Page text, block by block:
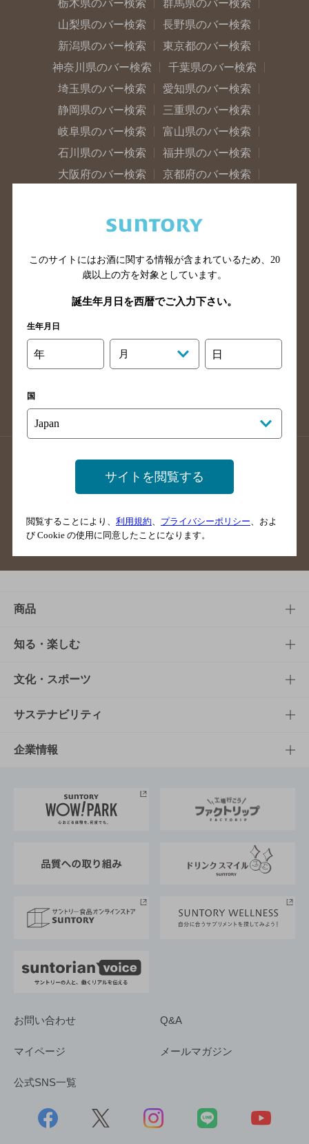
栃木県のバー検索
群馬県のバー検索
山梨県のバー検索
長野県のバー検索
新潟県のバー検索
東京都のバー検索
神奈川県のバー検索
千葉県のバー検索
埼玉県のバー検索
愛知県のバー検索
静岡県のバー検索
三重県のバー検索
岐阜県のバー検索
富山県のバー検索
石川県のバー検索
福井県のバー検索
大阪府のバー検索
京都府のバー検索
滋賀県のバー検索
和歌山県のバー検索
山口県のバー検索
鳥取県のバー検索
島根県のバー検索
徳島県のバー検索
香川県のバー検索
愛媛県のバー検索
高知県のバー検索
長崎県のバー検索
佐賀県のバー検索
大分県のバー検索
熊本県のバー検索
沖縄県のバー検索
店舗登録方法のご案内
店舗情報更新方法のご案内
掲載店舗様ログイン
ご意見・ご感想
商品
商品TOP
商品一覧
商品発売情報
栄養成分一覧
知る・楽しむ
知る・楽しむTOP
キャンペーン
工場見学
地域情報
文化・スポーツ
文化・スポーツTOP
サントリーホール
サントリーサンバーズ大阪
サステナビリティ
サステナビリティTOP
サントリーが考えるサステナビリティ経営
企業情報
企業概要
採用情報
お問い合わせ Q&A
マイページ メールマガジン
公式SNS一覧
このサイトにはお酒に関する情報が含まれているため、 20
歳以上の方を対象としています。
誕生年月日を西暦でご入力下さい。
生年月日
年 月 日
国
サイトを閲覧する
閲覧することにより、 利用規約 プライバシーポリシー 、およ
び Cookie の使用に同意したことになります。